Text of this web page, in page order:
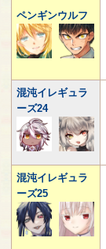
ペンギンウルフ
混沌イレギュラ
ーズ24
混沌イレギュラ
ーズ25